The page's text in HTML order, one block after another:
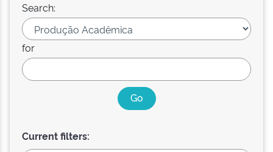
Search:
for
Current filters: